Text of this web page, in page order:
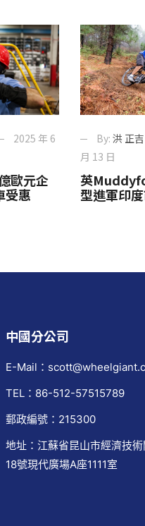
2025 年 6
歐元企
受惠
By: 洪 正吉
月 13 日
英
型進軍印
中國分公司
E-Mail：
TEL：86-512-57515789
郵政編號：215300
地址：江蘇省昆山市經濟技
18號現代廣場A座1111室